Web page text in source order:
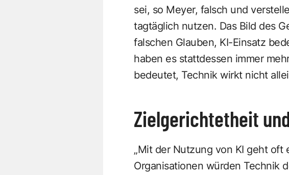
sei, so Meyer, falsch und
tagtäglich nutzen. Das Bild des
falschen Glauben, KI-Einsatz
haben es stattdessen immer
bedeutet, Technik wirkt nicht
Zielgerichtetheit
„Mit der Nutzung von KI geht oft
Organisationen würden Technik